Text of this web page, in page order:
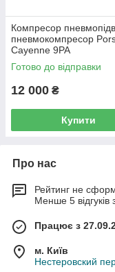
Компресор
пневмокомпресор
Cayenne 9PA
Готово до відправки
12 000 ₴
Купити
Про нас
Рейтинг не
Менше 5 відгуків
Працює з
м. Київ
Нестеровский